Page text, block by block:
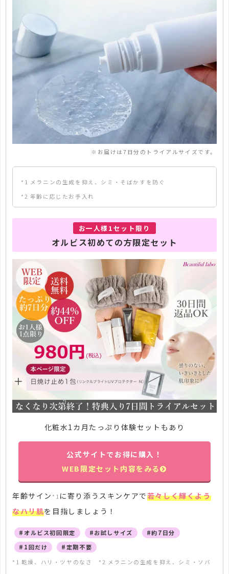
※お届けは7日分のトライアルサイズです。
*1 メラニンの生成を抑え、シミ・そばかすを防ぐ
*2 年齢に応じたお手入れ
リと透明感に満ちた肌へ整える保湿成分（G.D.F.＝Good Daily
Facecare の略称です）
*4 メマツヨイグサ抽出液、スイカズラエキス＝角層のすみずみ
まで水分・油分を保ち、ハリ・ツヤを与える保湿成分
*5 オルビス内最高峰の保湿力
*6 乾燥によるくすみ
*7 乾燥、ハリ・つやのなさ
お一人様1セット限り
オルビス初めての方限定セット
化粧水1カ月たっぷり体験セットもあり
公式サイトでお得に購入！
WEB限定セット内容をみる
年齢サイン *1 に寄り添うスキンケアで若々しく輝くよう
なハリ肌を目指しましょう！
#オルビス初回限定 #お試しサイズ
#約7日分
#1回だけ
#定期不要
*1 乾燥、ハリ・ツヤのなさ *2 メラニンの生成を抑え、シミ・ソバ